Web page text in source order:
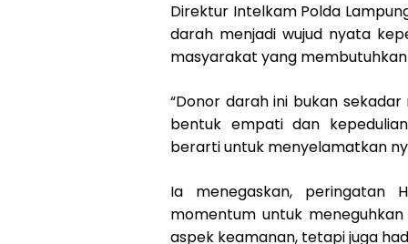
Direktur Intelkam Polda
darah menjadi wujud nyata
masyarakat yang
“Donor darah ini bukan
bentuk empati dan
berarti untuk menyelamatkan
Ia menegaskan, peringatan
momentum untuk
aspek keamanan, tetapi juga